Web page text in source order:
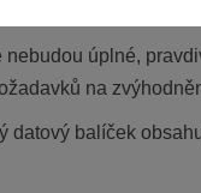
viz bod a).
úplné,
na
datový balíček